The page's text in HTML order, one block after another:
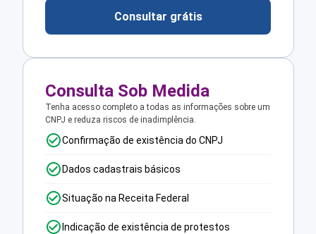
Consultar grátis
Consulta Sob Medida
Tenha acesso completo a todas as informações sobre um
CNPJ e reduza riscos de inadimplência.
Confirmação de existência do CNPJ
Dados cadastrais básicos
Situação na Receita Federal
Indicação de existência de protestos